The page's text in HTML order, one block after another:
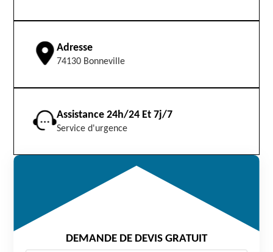
Adresse
74130 Bonneville
Assistance 24h/24 Et 7j/7
Service d'urgence
DEMANDE DE DEVIS GRATUIT